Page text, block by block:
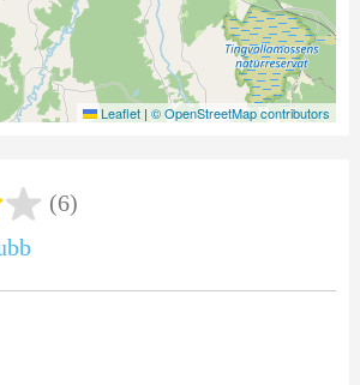
Leaflet | © OpenStreetMap contributors
(6)